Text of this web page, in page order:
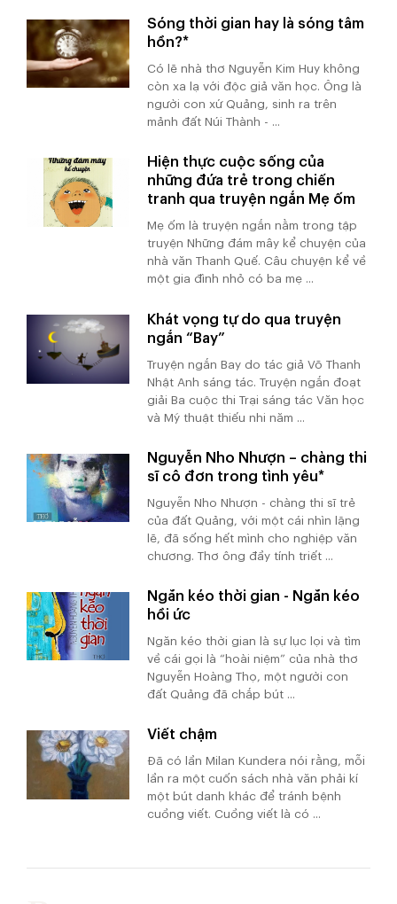
Sóng thời gian hay là sóng tâm
hồn?*
Có lẽ nhà thơ Nguyễn Kim Huy không
còn xa lạ với độc giả văn học. Ông là
người con xứ Quảng, sinh ra trên
mảnh đất Núi Thành - ...
Hiện thực cuộc sống của
những đứa trẻ trong chiến
tranh qua truyện ngắn Mẹ ốm
Mẹ ốm là truyện ngắn nằm trong tập
truyện Những đám mây kể chuyện của
nhà văn Thanh Quế. Câu chuyện kể về
một gia đình nhỏ có ba mẹ ...
Khát vọng tự do qua truyện
ngắn “Bay”
Truyện ngắn Bay do tác giả Võ Thanh
Nhật Anh sáng tác. Truyện ngắn đoạt
giải Ba cuộc thi Trại sáng tác Văn học
và Mỹ thuật thiếu nhi năm ...
Nguyễn Nho Nhượn – chàng thi
sĩ cô đơn trong tình yêu*
Nguyễn Nho Nhượn - chàng thi sĩ trẻ
của đất Quảng, với một cái nhìn lặng
lẽ, đã sống hết mình cho nghiệp văn
chương. Thơ ông đầy tính triết ...
Ngăn kéo thời gian - Ngăn kéo
hồi ức
Ngăn kéo thời gian là sự lục lọi và tìm
về cái gọi là “hoài niệm” của nhà thơ
Nguyễn Hoàng Thọ, một người con
đất Quảng đã chắp bút ...
Viết chậm
Đã có lần Milan Kundera nói rằng, mỗi
lần ra một cuốn sách nhà văn phải kí
một bút danh khác để tránh bệnh
cuồng viết. Cuồng viết là có ...